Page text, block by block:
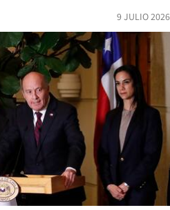
9 JULIO 2026